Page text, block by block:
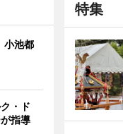
特集
池都
・ド
指導